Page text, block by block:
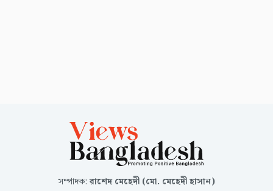
সম্পাদক:রাশেদ মেহেদী (মো. মেহেদী হাসান)